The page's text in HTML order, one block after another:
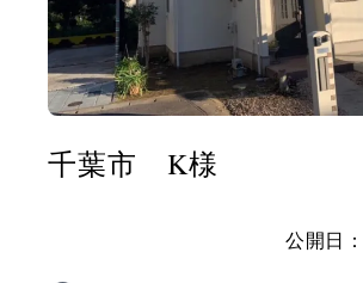
お問い合わせ
千葉市 K様
公開日：